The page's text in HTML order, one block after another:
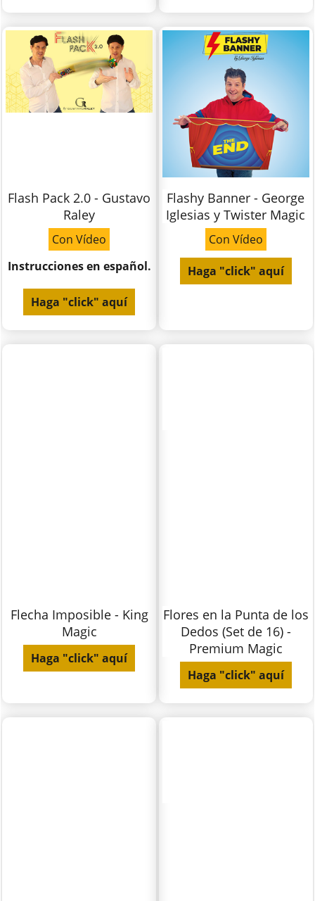
Flash Pack 2.0 - Gustavo
Raley
Con Vídeo
Instrucciones en español.
Haga "click" aquí
Flashy Banner - George
Iglesias y Twister Magic
Con Vídeo
Haga "click" aquí
Flecha Imposible - King
Magic
Haga "click" aquí
Flores en la Punta de los
Dedos (Set de 16) -
Premium Magic
Haga "click" aquí